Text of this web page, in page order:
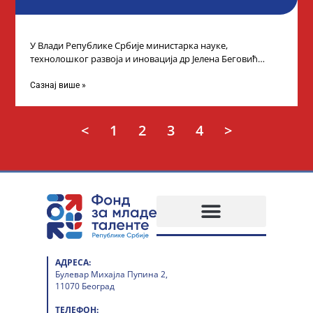
У Влади Републике Србије министарка науке,
технолошког развоја и иновација др Јелена Беговић
Сазнај више »
< 1 2 3 4 >
АДРЕСА:
Булевар Михајла Пупина 2,
11070 Београд
ТЕЛЕФОН: